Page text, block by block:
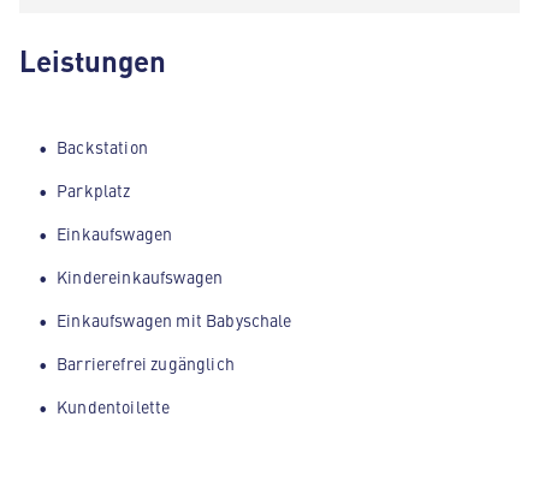
Leistungen
Backstation
Parkplatz
Einkaufswagen
Kindereinkaufswagen
Einkaufswagen mit Babyschale
Barrierefrei zugänglich
Kundentoilette